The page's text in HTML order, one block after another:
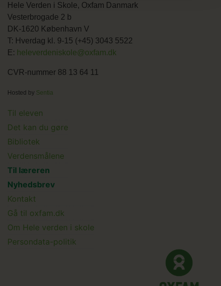
Hele Verden i Skole, Oxfam Danmark
Vesterbrogade 2 b
DK-1620 København V
T: Hverdag kl. 9-15 (+45) 3043 5522
E: heleverdeniskole@oxfam.dk
CVR-nummer 88 13 64 11
Hosted by Sentia
Main
menu
Til eleven
Det kan du gøre
Bibliotek
Verdensmålene
Til læreren
Main
Submenu
Nyhedsbrev
Kontakt
Gå til oxfam.dk
Om Hele verden i skole
Persondata-politik